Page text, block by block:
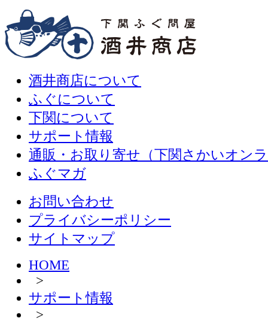
酒井商店について
ふぐについて
下関について
サポート情報
通販・お取り寄せ（下関さかいオン
ふぐマガ
お問い合わせ
プライバシーポリシー
サイトマップ
HOME
>
サポート情報
>